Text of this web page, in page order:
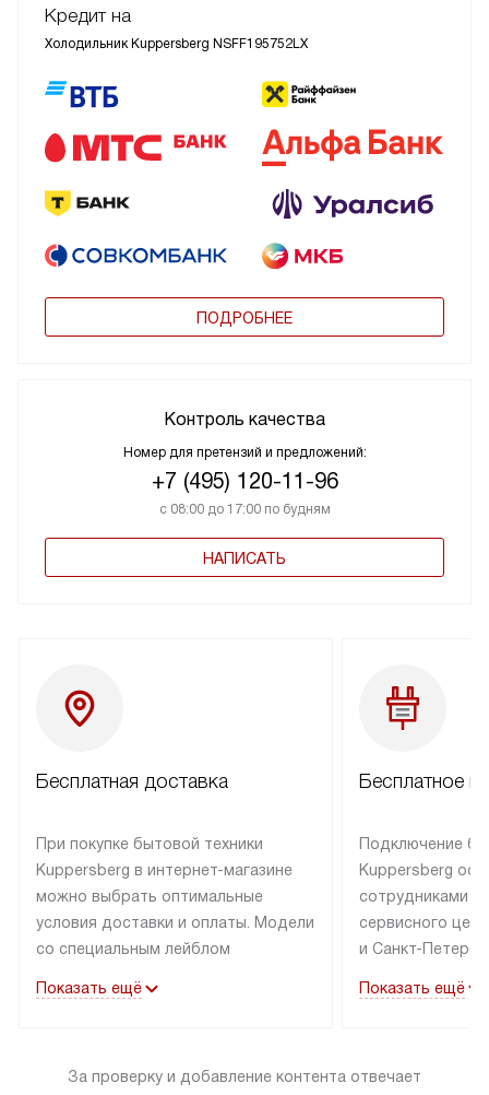
Кредит на
Холодильник Kuppersberg NSFF195752LX
ПОДРОБНЕЕ
Контроль качества
Номер для претензий и предложений:
+7 (495) 120-11-96
с 08:00 до 17:00 по будням
НАПИСАТЬ
Бесплатная доставка
При покупке бытовой техники
Kuppersberg в интернет-магазине
можно выбрать оптимальные
условия доставки и оплаты. Модели
со специальным лейблом
в пределах МКАД до подъезда,
«в наличии» может быть отправлен
Показать ещё
Бесплатное
Подключение
Kuppersberg
сотрудниками
сервисного
и Санкт-
подключается к
за пределы
Показать ещё
За проверку и добавление контента отвечает